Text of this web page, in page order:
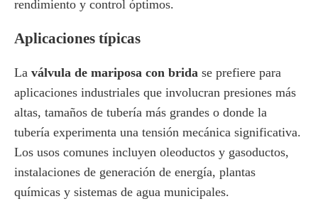
rendimiento y control óptimos.
Aplicaciones típicas
La válvula de mariposa con brida se prefiere para
aplicaciones industriales que involucran presiones más
altas, tamaños de tubería más grandes o donde la
tubería experimenta una tensión mecánica significativa.
Los usos comunes incluyen oleoductos y gasoductos,
instalaciones de generación de energía, plantas
químicas y sistemas de agua municipales.